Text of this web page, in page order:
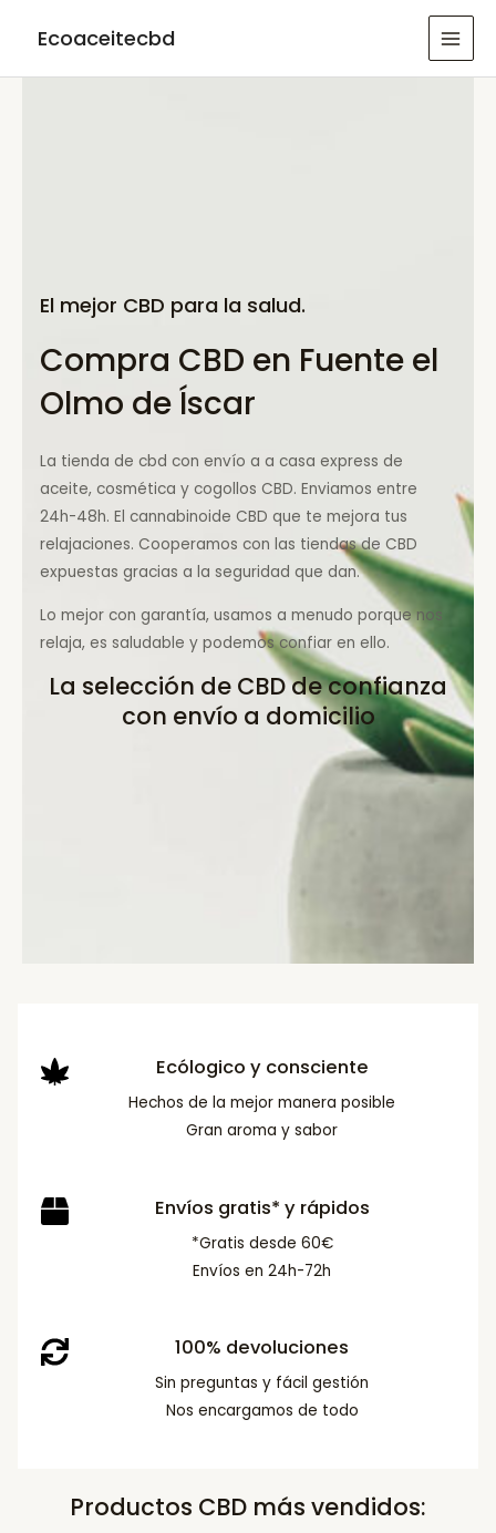
Ecoaceitecbd
El mejor CBD para la salud.
Compra CBD en Fuente el
Olmo de Íscar
La tienda de cbd con envío a a casa express de
aceite, cosmética y cogollos CBD. Enviamos entre
24h-48h. El cannabinoide CBD que te mejora tus
relajaciones. Cooperamos con las tiendas de CBD
expuestas gracias a la seguridad que dan.
Lo mejor con garantía, usamos a menudo porque nos
relaja, es saludable y podemos confiar en ello.
La selección de CBD de confianza
con envío a domicilio
Ecólogico y consciente
Hechos de la mejor manera posible
Gran aroma y sabor
Envíos gratis* y rápidos
*Gratis desde 60€
Envíos en 24h-72h
100% devoluciones
Sin preguntas y fácil gestión
Nos encargamos de todo
Productos CBD más vendidos: